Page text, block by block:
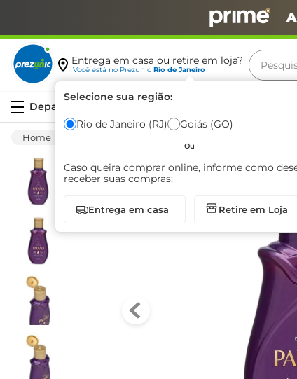
Entrega em casa ou retire em loja?
Você está no Prezunic Rio de Janeiro
Selecione sua região:
Rio de Janeiro (RJ) Goiás (GO)
Ou
Caso queira comprar online, informe como
receber suas compras:
Entrega em casa Retire em Loja
café
arroz